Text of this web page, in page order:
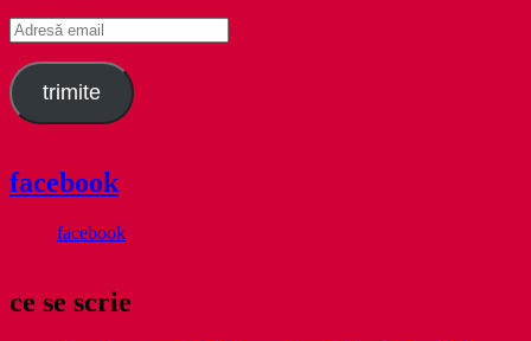
Adresă
email
trimite
facebook
facebook
ce se scrie